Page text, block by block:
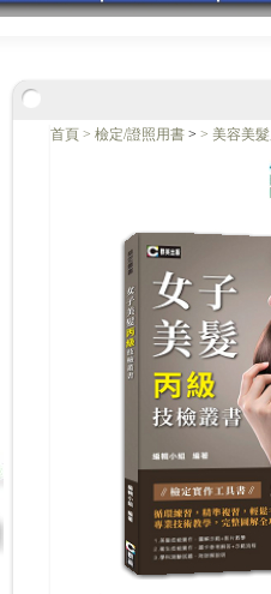
首頁 > 檢定/證照用書 > > 美容美